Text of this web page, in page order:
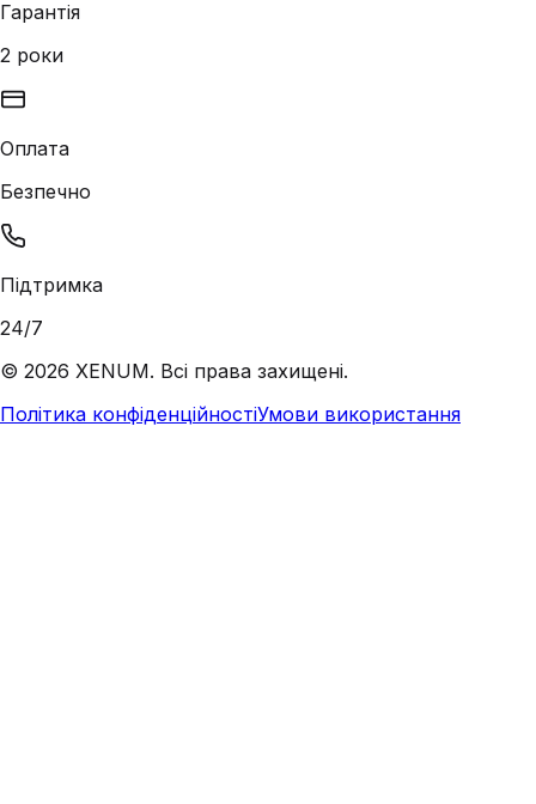
Гарантія
2 роки
Оплата
Безпечно
Підтримка
24/7
© 2026 XENUM. Всі права захищені.
Політика конфіденційностіУмови використання